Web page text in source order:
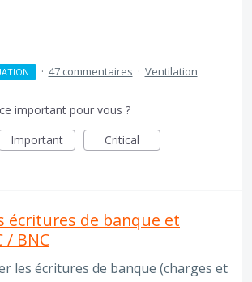
· 47 commentaires · Ventilation
important pour vous ?
Important Critical
écritures de banque et
/ BNC
les écritures de banque (charges et